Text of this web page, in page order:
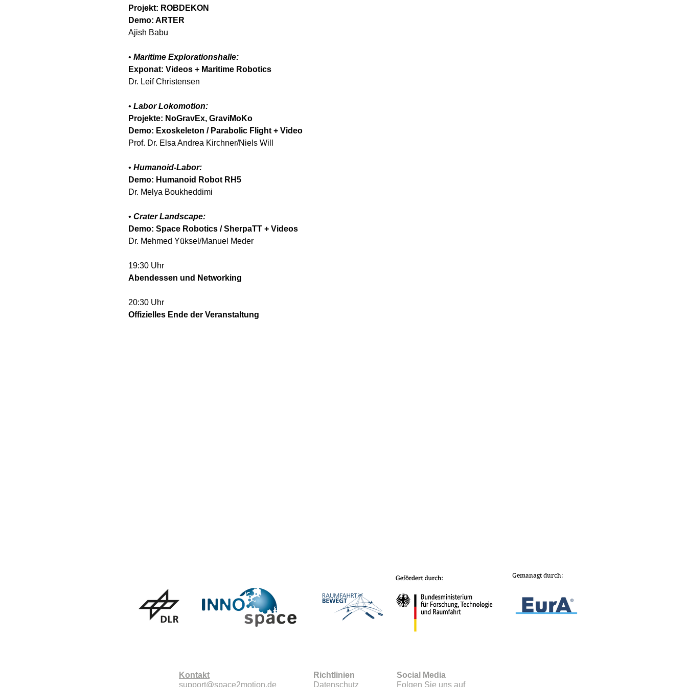
Projekt: ROBDEKON
Demo: ARTER
Ajish Babu
• Maritime Explorationshalle:
Exponat: Videos + Maritime Robotics
Dr. Leif Christensen
• Labor Lokomotion:
Projekte: NoGravEx, GraviMoKo
Demo: Exoskeleton / Parabolic Flight + Video
Prof. Dr. Elsa Andrea Kirchner/Niels Will
• Humanoid-Labor:
Demo: Humanoid Robot RH5
Dr. Melya Boukheddimi
• Crater Landscape:
Demo: Space Robotics / SherpaTT + Videos
Dr. Mehmed Yüksel/Manuel Meder
19:30 Uhr
Abendessen und Networking
20:30 Uhr
Offizielles Ende der Veranstaltung
Gemanagt durch:
Kontakt
support@space2motion.de
Richtlinien
Datenschutz
Social Media
Folgen Sie uns auf